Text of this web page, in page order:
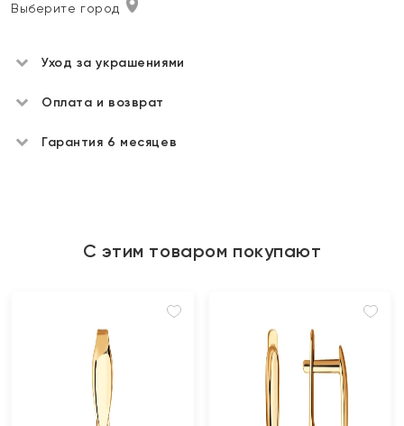
Выберите город
Уход за украшениями
Оплата и возврат
Гарантия 6 месяцев
С этим товаром покупают